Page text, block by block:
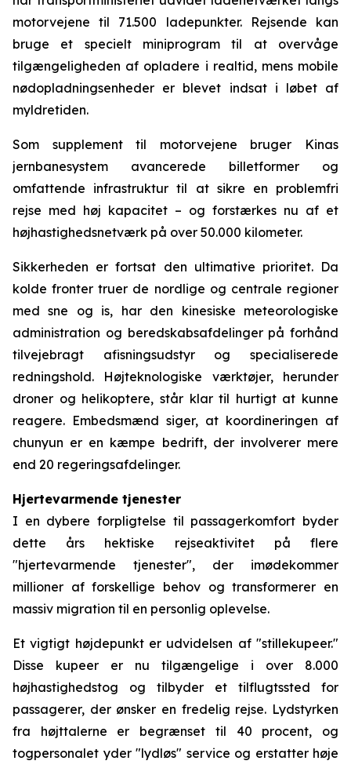
motorvejene til 71.500 ladepunkter. Rejsende kan
bruge et specielt miniprogram til at overvåge
tilgængeligheden af opladere i realtid, mens mobile
nødopladningsenheder er blevet indsat i løbet af
myldretiden.
Som supplement til motorvejene bruger Kinas
jernbanesystem avancerede billetformer og
omfattende infrastruktur til at sikre en problemfri
rejse med høj kapacitet – og forstærkes nu af et
højhastighedsnetværk på over 50.000 kilometer.
Sikkerheden er fortsat den ultimative prioritet. Da
kolde fronter truer de nordlige og centrale regioner
med sne og is, har den kinesiske meteorologiske
administration og beredskabsafdelinger på forhånd
tilvejebragt afisningsudstyr og specialiserede
redningshold. Højteknologiske værktøjer, herunder
droner og helikoptere, står klar til hurtigt at kunne
reagere. Embedsmænd siger, at koordineringen af
chunyun er en kæmpe bedrift, der involverer mere
end 20 regeringsafdelinger.
Hjertevarmende tjenester
I en dybere forpligtelse til passagerkomfort byder
dette års hektiske rejseaktivitet på flere
"hjertevarmende tjenester", der imødekommer
millioner af forskellige behov og transformerer en
massiv migration til en personlig oplevelse.
Et vigtigt højdepunkt er udvidelsen af "stillekupeer."
Disse kupeer er nu tilgængelige i over 8.000
højhastighedstog og tilbyder et tilflugtssted for
passagerer, der ønsker en fredelig rejse. Lydstyrken
fra højttalerne er begrænset til 40 procent, og
togpersonalet yder "lydløs" service og erstatter høje